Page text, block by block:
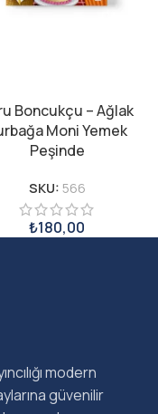
Boncukçu – Ağlak
Moni Yemek
Peşinde
SKU: 566
₺180,00
modern
güvenilir